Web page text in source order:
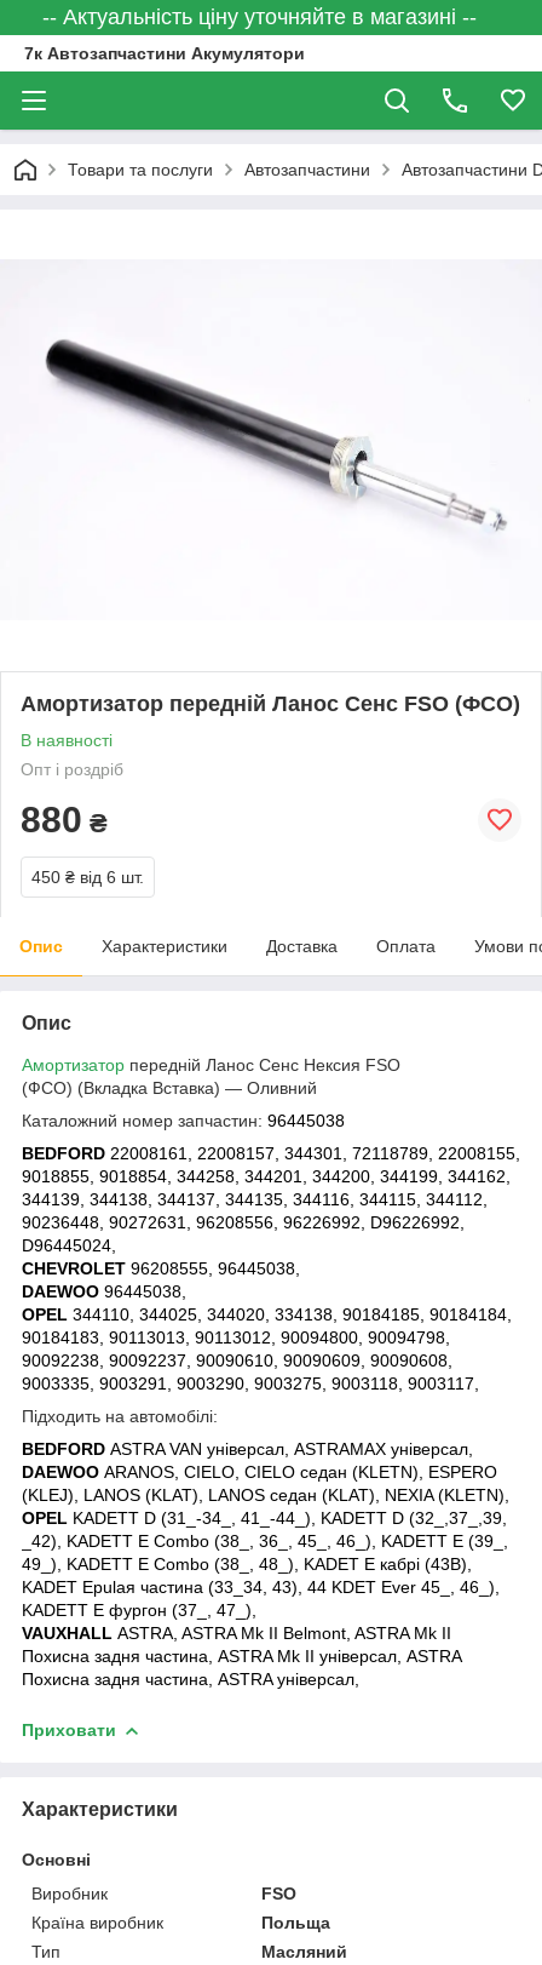
-- Актуальність ціну уточняйте в магазині --
7к Автозапчастини Акумулятори
Товари та послуги Автозапчастини Автозапчастини
Амортизатор передній Ланос Сенс FSO (ФСО)
В наявності
Опт і роздріб
880 ₴
450 ₴ від 6 шт.
Опис Характеристики Доставка Оплата Умови
Опис
Амортизатор передній Ланос Сенс Нексия FSO
(ФСО) (Вкладка Вставка) — Оливний
Каталожний номер запчастин: 96445038
BEDFORD 22008161, 22008157, 344301, 72118789, 22008155,
9018855, 9018854, 344258, 344201, 344200, 344199, 344162,
344139, 344138, 344137, 344135, 344116, 344115, 344112,
90236448, 90272631, 96208556, 96226992, D96226992,
D96445024,
CHEVROLET 96208555, 96445038,
DAEWOO 96445038,
OPEL 344110, 344025, 344020, 334138, 90184185, 90184184,
90184183, 90113013, 90113012, 90094800, 90094798,
90092238, 90092237, 90090610, 90090609, 90090608,
9003335, 9003291, 9003290, 9003275, 9003118, 9003117,
Підходить на автомобілі:
BEDFORD ASTRA VAN універсал, ASTRAMAX універсал,
DAEWOO ARANOS, CIELO, CIELO седан (KLETN), ESPERO
(KLEJ), LANOS (KLAT), LANOS седан (KLAT), NEXIA (KLETN),
OPEL KADETT D (31_-34_, 41_-44_), KADETT D (32_,37_,39,
_42), KADETT E Combo (38_, 36_, 45_, 46_), KADETT E (39_,
49_), KADETT E Combo (38_, 48_), KADET E кабрі (43B),
KADET Epulaя частина (33_34, 43), 44 KDET Ever 45_, 46_),
KADETT E фургон (37_, 47_),
VAUXHALL ASTRA, ASTRA Mk II Belmont, ASTRA Mk II
Похисна задня частина, ASTRA Mk II універсал, ASTRA
Похисна задня частина, ASTRA універсал,
Приховати
Характеристики
Основні
Виробник
FSO
Країна виробник
Польща
Тип
Масляний